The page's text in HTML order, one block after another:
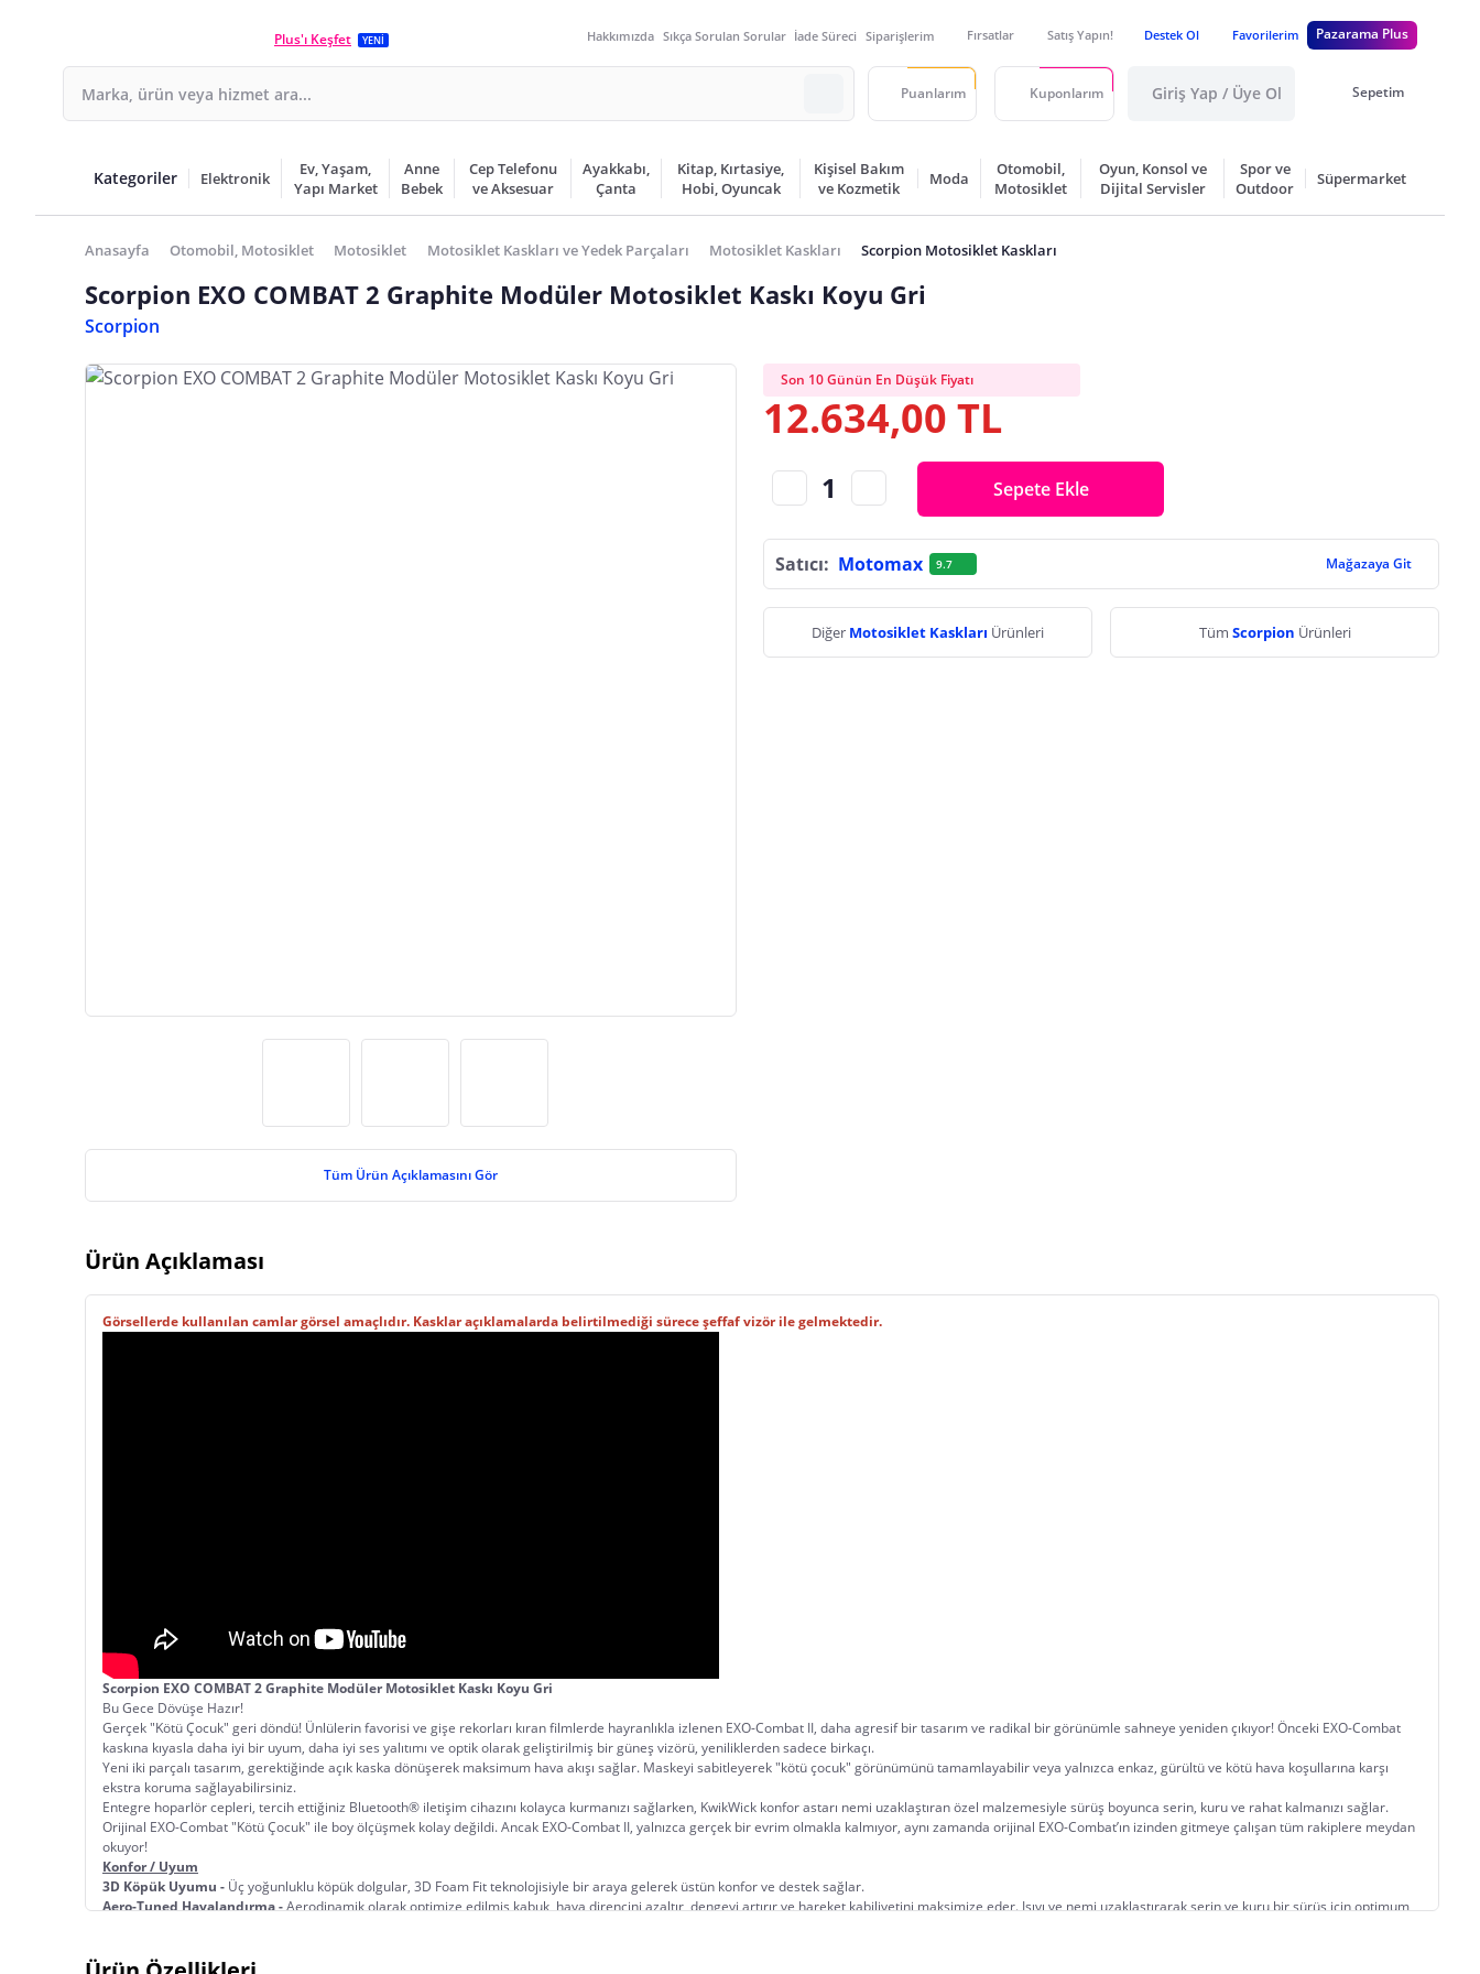
Plus'ı Keşfet YENİ Hakkımızda Sıkça Sorulan Sorular İade Süreci Siparişlerim Fırsatlar Satış Yapın! Destek Ol Favorilerim Pazarama Plus
Puanlarım Kuponlarım Giriş Yap / Üye Ol Sepetim
Kategoriler Elektronik
Ev, Yaşam,
Yapı Market
Anne
Bebek
Cep Telefonu
ve Aksesuar
Ayakkabı,
Çanta
Kitap, Kırtasiye,
Hobi, Oyuncak
Kişisel Bakım
ve Kozmetik
Moda
Otomobil,
Motosiklet
Oyun, Konsol ve
Dijital Servisler
Spor ve
Outdoor
Süpermarket
Anasayfa Otomobil, Motosiklet Motosiklet Motosiklet Kaskları ve Yedek Parçaları Motosiklet Kaskları Scorpion Motosiklet Kaskları
Scorpion EXO COMBAT 2 Graphite Modüler Motosiklet Kaskı Koyu Gri
Scorpion
Tüm Ürün Açıklamasını Gör
Son 10 Günün En Düşük Fiyatı
12.634,00 TL
Sepete Ekle
Satıcı: Motomax 9.7 Mağazaya Git
Diğer Motosiklet Kaskları Ürünleri Tüm Scorpion Ürünleri
Ürün Açıklaması
Görsellerde kullanılan camlar görsel amaçlıdır. Kasklar açıklamalarda belirtilmediği sürece şeffaf vizör ile gelmektedir.
Scorpion EXO COMBAT 2 Graphite Modüler Motosiklet Kaskı Koyu Gri
Bu Gece Dövüşe Hazır!
Gerçek "Kötü Çocuk" geri döndü! Ünlülerin favorisi ve gişe rekorları kıran filmlerde hayranlıkla izlenen EXO-Combat II, daha agresif bir tasarım ve radikal bir görünümle sahneye yeniden çıkıyor! Önceki EXO-Combat
kaskına kıyasla daha iyi bir uyum, daha iyi ses yalıtımı ve optik olarak geliştirilmiş bir güneş vizörü, yeniliklerden sadece birkaçı.
Yeni iki parçalı tasarım, gerektiğinde açık kaska dönüşerek maksimum hava akışı sağlar. Maskeyi sabitleyerek "kötü çocuk" görünümünü tamamlayabilir veya yalnızca enkaz, gürültü ve kötü hava koşullarına karşı
ekstra koruma sağlayabilirsiniz.
Entegre hoparlör cepleri, tercih ettiğiniz Bluetooth® iletişim cihazını kolayca kurmanızı sağlarken, KwikWick konfor astarı nemi uzaklaştıran özel malzemesiyle sürüş boyunca serin, kuru ve rahat kalmanızı sağlar.
Orijinal EXO-Combat "Kötü Çocuk" ile boy ölçüşmek kolay değildi. Ancak EXO-Combat II, yalnızca gerçek bir evrim olmakla kalmıyor, aynı zamanda orijinal EXO-Combat’ın izinden gitmeye çalışan tüm rakiplere meydan
okuyor!
Konfor / Uyum
3D Köpük Uyumu - Üç yoğunluklu köpük dolgular, 3D Foam Fit teknolojisiyle bir araya gelerek üstün konfor ve destek sağlar.
Aero-Tuned Havalandırma - Aerodinamik olarak optimize edilmiş kabuk, hava direncini azaltır, dengeyi artırır ve hareket kabiliyetini maksimize eder. Isıyı ve nemi uzaklaştırarak serin ve kuru bir sürüş için optimum
KwikWick C Astar - KwikWick C Comfort astarının antimikrobiyal kumaşı, sıcak havalarda serin ve kuru, soğuk havalarda ise sıcak kalmanıza yardımcı olur. Astar kolayca çıkarılabilir ve yıkanabilir.